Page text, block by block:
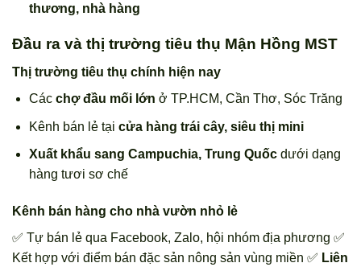
thương, nhà hàng
Đầu ra và thị trường tiêu thụ Mận Hồng MST
Thị trường tiêu thụ chính hiện nay
Các chợ đầu mối lớn ở TP.HCM, Cần Thơ, Sóc Trăng
Kênh bán lẻ tại cửa hàng trái cây, siêu thị mini
Xuất khẩu sang Campuchia, Trung Quốcdưới dạng
hàng tươi sơ chế
Kênh bán hàng cho nhà vườn nhỏ lẻ
✅ Tự bán lẻ qua Facebook, Zalo, hội nhóm địa phương ✅
Kết hợp với điểm bán đặc sản nông sản vùng miền ✅ Liên